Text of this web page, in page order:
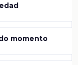
momento